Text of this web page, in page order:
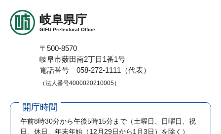
岐阜県庁
GIFU Prefectural Office
〒500-8570
岐阜市薮田南2丁目1番1号
電話番号 058-272-1111（代表）
（法人番号4000020210005）
開庁時間
午前8時30分から午後5時15分まで （土曜日、日曜日、祝
日、休日、年末年始（12月29日から1月3日）を除く）